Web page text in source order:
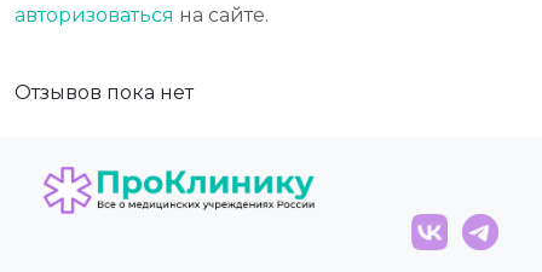
авторизоваться на сайте.
Отзывов пока нет